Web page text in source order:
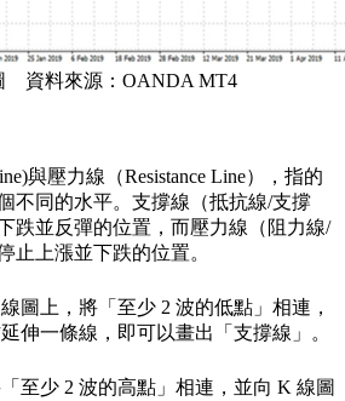
資料來源：OANDA MT4
與壓力線（Resistance Line），指的
不同的水平。支撐線（抵抗線/支撐
跌並反彈的位置，而壓力線（阻力線/
止上漲並下跌的位置。
圖上，將「至少 2 波的低點」相連，
伸一條線，即可以畫出「支撐線」。
至少 2 波的高點」相連，並向 K 線圖